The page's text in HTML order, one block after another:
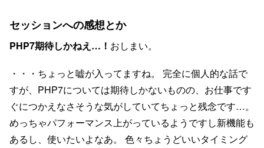
セッションへの感想とか
PHP7期待しかねえ…！ おしまい。
・・・ちょっと嘘が入ってますね。 完全に個人的な話で
すが、PHP7については期待しかないものの、お仕事です
ぐにつかえなさそうな気がしていてちょっと残念です…。
めっちゃパフォーマンス上がっているようですし新機能も
あるし、使いたいよなあ。 色々ちょうどいいタイミング